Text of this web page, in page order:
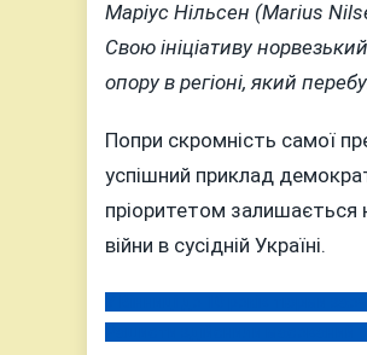
Маріус Нільсен (Marius
Свою ініціативу
опору в регіоні, який
Попри скромність самої
успішний приклад
пріоритетом залишається
війни в сусідній Україні.
Навігація